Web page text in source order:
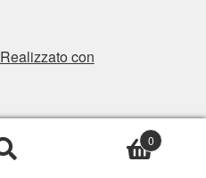
Realizzato con
0